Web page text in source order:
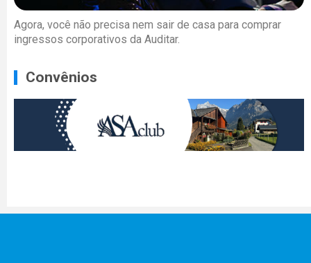
Agora, você não precisa nem sair de casa para comprar
ingressos corporativos da Auditar.
Convênios